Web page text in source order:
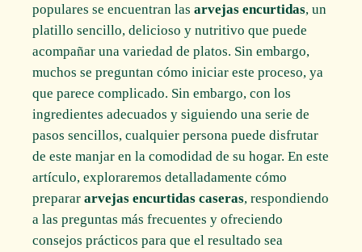
populares se encuentran lasarvejas encurtidas, un
platillo sencillo, delicioso y nutritivo que puede
acompañar una variedad de platos. Sin embargo,
muchos se preguntan cómo iniciar este proceso, ya
que parece complicado. Sin embargo, con los
ingredientes adecuados y siguiendo una serie de
pasos sencillos, cualquier persona puede disfrutar
de este manjar en la comodidad de su hogar. En este
artículo, exploraremos detalladamente cómo
preparararvejas encurtidas caseras, respondiendo
a las preguntas más frecuentes y ofreciendo
consejos prácticos para que el resultado sea